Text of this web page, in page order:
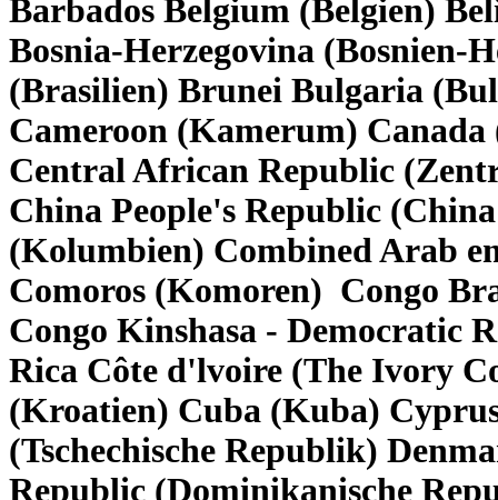
Barbados Belgium (Belgien)
Bosnia-Herzegovina (Bosnien-
(Brasilien) Brunei Bulgaria
Cameroon (Kamerum)
Central African Republic
China People's Republic
(Kolumbien) Combined Arab
Comoros (Komoren) Congo
Congo Kinshasa - Democratic
Rica Côte d'lvoire (The Ivory
(Kroatien) Cuba (Kuba)
(Tschechische Republik)
Republic (Dominikanische